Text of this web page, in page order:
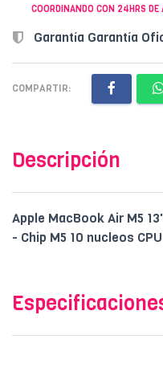
COORDINANDO CON 24HRS
Garantía Garantía
COMPARTIR:
Descripción
Apple MacBook Air M5
- Chip M5 10 nucleos